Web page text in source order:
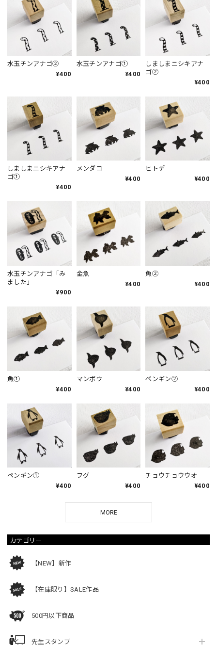
カテゴリー
【NEW】新作
【在庫限り】SALE作品
500円以下商品
先生スタンプ
水玉チンアナゴ②
¥400
水玉チンアナゴ①
¥400
しましまニシキアナ
ゴ②
¥400
しましまニシキアナ
ゴ①
¥400
メンダコ
¥400
ヒトデ
¥400
水玉チンアナゴ「み
ました」
¥900
金魚
¥400
魚②
¥400
魚①
¥400
マンボウ
¥400
ペンギン②
¥400
ペンギン①
¥400
フグ
¥400
チョウチョウウオ
¥400
MORE